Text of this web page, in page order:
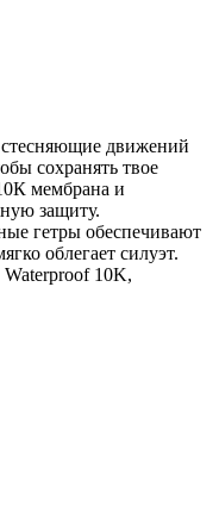
движений
сохранять твое
мембрана и
защиту.
гетры обеспечивают
облегает силуэт.
10K,